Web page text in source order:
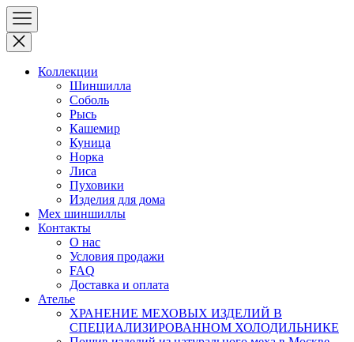
Коллекции
Шиншилла
Соболь
Рысь
Кашемир
Куница
Норка
Лиса
Пуховики
Изделия для дома
Мех шиншиллы
Контакты
О нас
Условия продажи
FAQ
Доставка и оплата
Ателье
ХРАНЕНИЕ МЕХОВЫХ ИЗДЕЛИЙ В
СПЕЦИАЛИЗИРОВАННОМ ХОЛОДИЛЬНИКЕ